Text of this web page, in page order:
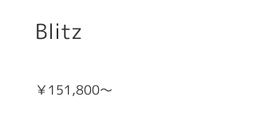
Blitz
￥151,800～